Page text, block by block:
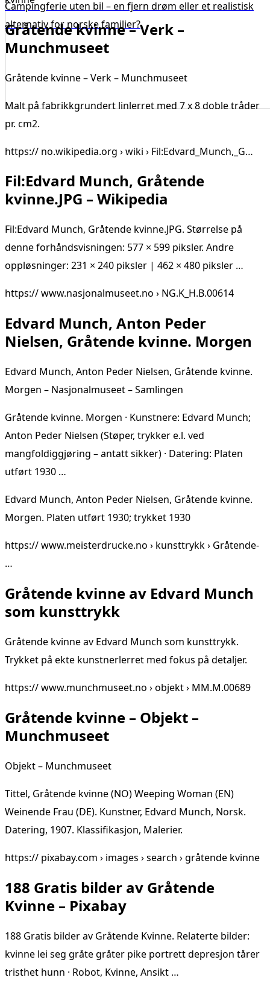
Campingferie uten bil – en fjern drøm eller et realistisk
alternativ for norske familier?
Gråtende kvinne – Verk –
Munchmuseet
Gråtende kvinne – Verk – Munchmuseet
Malt på fabrikkgrundert linlerret med 7 x 8 doble tråder
pr. cm2.
https:// no.wikipedia.org › wiki › Fil:Edvard_Munch,_G…
Fil:Edvard Munch, Gråtende
kvinne.JPG – Wikipedia
Fil:Edvard Munch, Gråtende kvinne.JPG. Størrelse på
denne forhåndsvisningen: 577 × 599 piksler. Andre
oppløsninger: 231 × 240 piksler | 462 × 480 piksler …
https:// www.nasjonalmuseet.no › NG.K_H.B.00614
Edvard Munch, Anton Peder
Nielsen, Gråtende kvinne. Morgen
Edvard Munch, Anton Peder Nielsen, Gråtende kvinne.
Morgen – Nasjonalmuseet – Samlingen
Gråtende kvinne. Morgen · Kunstnere: Edvard Munch;
Anton Peder Nielsen (Støper, trykker e.l. ved
mangfoldiggjøring – antatt sikker) · Datering: Platen
utført 1930 …
Edvard Munch, Anton Peder Nielsen, Gråtende kvinne.
Morgen. Platen utført 1930; trykket 1930
https:// www.meisterdrucke.no › kunsttrykk › Gråtende-
…
Gråtende kvinne av Edvard Munch
som kunsttrykk
Gråtende kvinne av Edvard Munch som kunsttrykk.
Trykket på ekte kunstnerlerret med fokus på detaljer.
https:// www.munchmuseet.no › objekt › MM.M.00689
Gråtende kvinne – Objekt –
Munchmuseet
Objekt – Munchmuseet
Tittel, Gråtende kvinne (NO) Weeping Woman (EN)
Weinende Frau (DE). Kunstner, Edvard Munch, Norsk.
Datering, 1907. Klassifikasjon, Malerier.
https:// pixabay.com › images › search › gråtende kvinne
188 Gratis bilder av Gråtende
Kvinne – Pixabay
188 Gratis bilder av Gråtende Kvinne. Relaterte bilder:
kvinne lei seg gråte gråter pike portrett depresjon tårer
tristhet hunn · Robot, Kvinne, Ansikt …